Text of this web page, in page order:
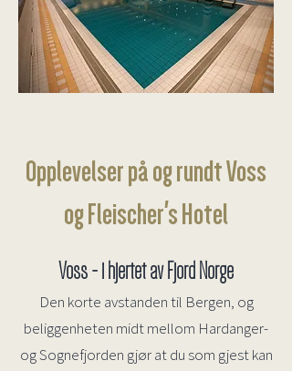
Opplevelser på og rundt Voss
og Fleischer's Hotel
Voss - i hjertet av Fjord Norge
Den korte avstanden til Bergen, og
beliggenheten midt mellom Hardanger-
og Sognefjorden gjør at du som gjest kan